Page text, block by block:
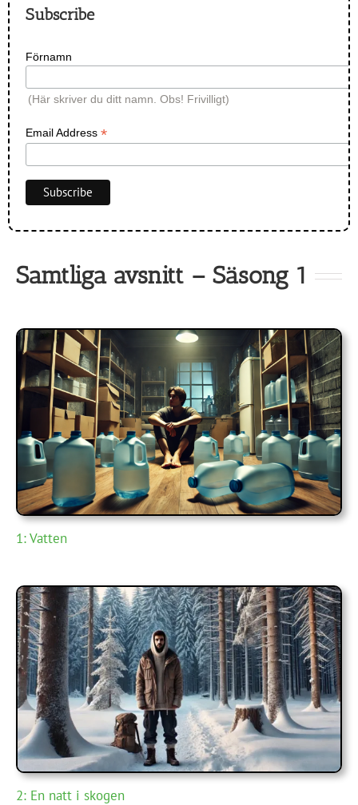
Subscribe
Förnamn
(Här skriver du ditt namn. Obs! Frivilligt)
Email Address *
Samtliga avsnitt – Säsong 1
1: Vatten
2: En natt i skogen